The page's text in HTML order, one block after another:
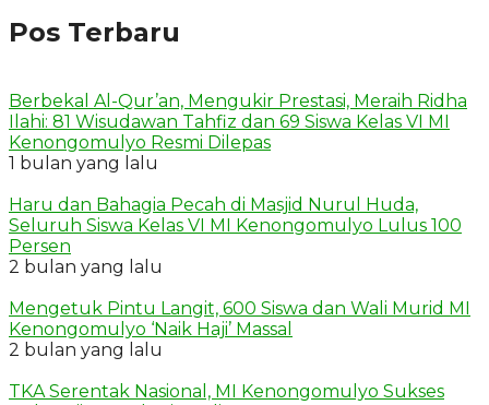
Pos Terbaru
Berbekal Al-Qur’an, Mengukir Prestasi, Meraih Ridha
Ilahi: 81 Wisudawan Tahfiz dan 69 Siswa Kelas VI MI
Kenongomulyo Resmi Dilepas
1 bulan yang lalu
Haru dan Bahagia Pecah di Masjid Nurul Huda,
Seluruh Siswa Kelas VI MI Kenongomulyo Lulus 100
Persen
2 bulan yang lalu
Mengetuk Pintu Langit, 600 Siswa dan Wali Murid MI
Kenongomulyo ‘Naik Haji’ Massal
2 bulan yang lalu
TKA Serentak Nasional, MI Kenongomulyo Sukses